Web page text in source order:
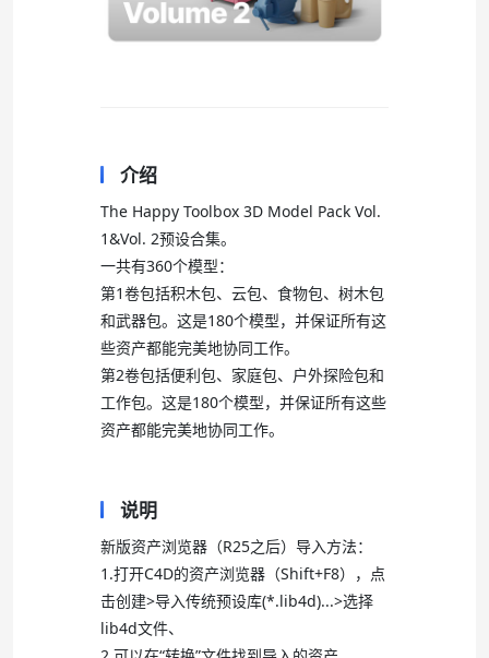
介绍
The Happy Toolbox 3D Model Pack Vol.
1&Vol. 2预设合集。
一共有360个模型：
第1卷包括积木包、云包、食物包、树木包
和武器包。这是180个模型，并保证所有这
些资产都能完美地协同工作。
第2卷包括便利包、家庭包、户外探险包和
工作包。这是180个模型，并保证所有这些
资产都能完美地协同工作。
说明
新版资产浏览器（R25之后）导入方法：
1.打开C4D的资产浏览器（Shift+F8），点
击创建>导入传统预设库(*.lib4d)...>选择
lib4d文件、